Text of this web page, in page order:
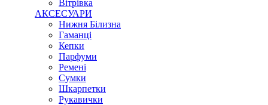
Вітрівка
АКСЕСУАРИ
Нижня Білизна
Гаманці
Кепки
Парфуми
Ремені
Сумки
Шкарпетки
Рукавички